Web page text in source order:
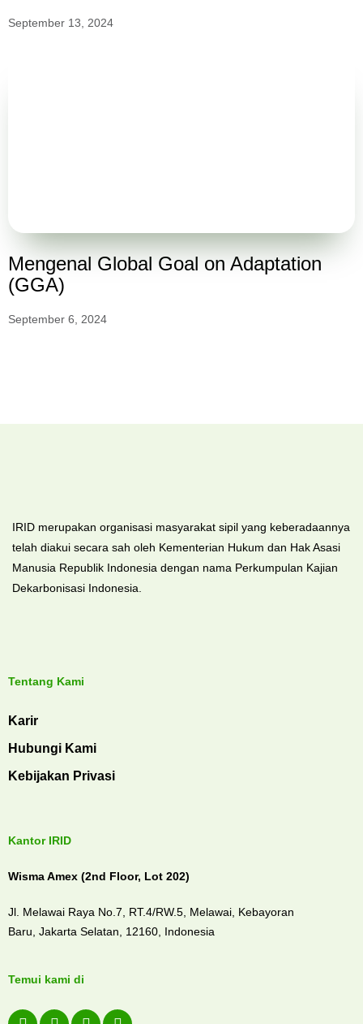
September 13, 2024
Mengenal Global Goal on Adaptation
(GGA)
September 6, 2024
IRID merupakan organisasi masyarakat sipil yang keberadaannya
telah diakui secara sah oleh Kementerian Hukum dan Hak Asasi
Manusia Republik Indonesia dengan nama Perkumpulan Kajian
Dekarbonisasi Indonesia.
Tentang Kami
Karir
Hubungi Kami
Kebijakan Privasi
Kantor IRID
Wisma Amex (2nd Floor, Lot 202)
Jl. Melawai Raya No.7, RT.4/RW.5, Melawai, Kebayoran
Baru, Jakarta Selatan, 12160, Indonesia
Temui kami di